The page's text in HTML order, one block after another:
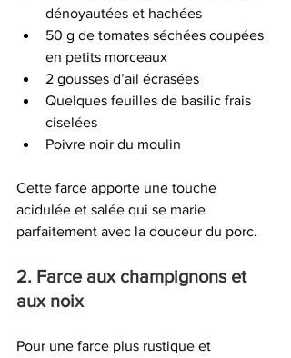
dénoyautées et hachées
50 g de tomates séchées coupées
en petits morceaux
2 gousses d’ail écrasées
Quelques feuilles de basilic frais
ciselées
Poivre noir du moulin
Cette farce apporte une touche
acidulée et salée qui se marie
parfaitement avec la douceur du porc.
2. Farce aux champignons et
aux noix
Pour une farce plus rustique et